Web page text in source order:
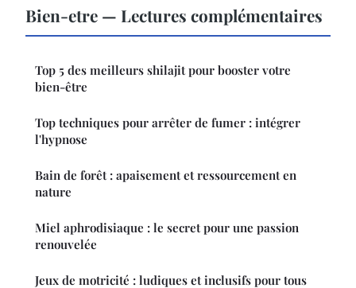
Bien-etre — Lectures complémentaires
Top 5 des meilleurs shilajit pour booster votre
bien-être
Top techniques pour arrêter de fumer : intégrer
l'hypnose
Bain de forêt : apaisement et ressourcement en
nature
Miel aphrodisiaque : le secret pour une passion
renouvelée
Jeux de motricité : ludiques et inclusifs pour tous